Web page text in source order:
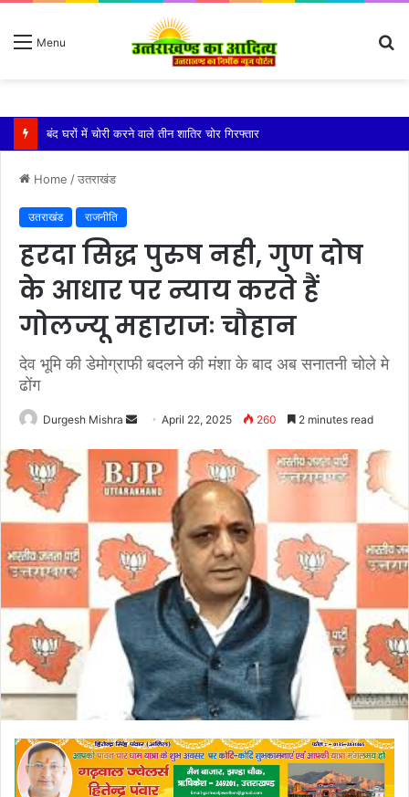
Menu
बारिश ने बढ़ाई दहशत, दरकने लगी जमीन, 10 परिवारों ने छोड़े घर
Home /उतराखंड
उतराखंड राजनीति
हरदा सिद्ध पुरुष नही, गुण दोष
के आधार पर न्याय करते हैं
गोलज्यू महाराजः चौहान
देव भूमि की डेमोग्राफी बदलने की मंशा के बाद अब सनातनी चोले मे
ढोंग
Durgesh Mishra
Send
email
April 22, 2025 260 2 minutes read